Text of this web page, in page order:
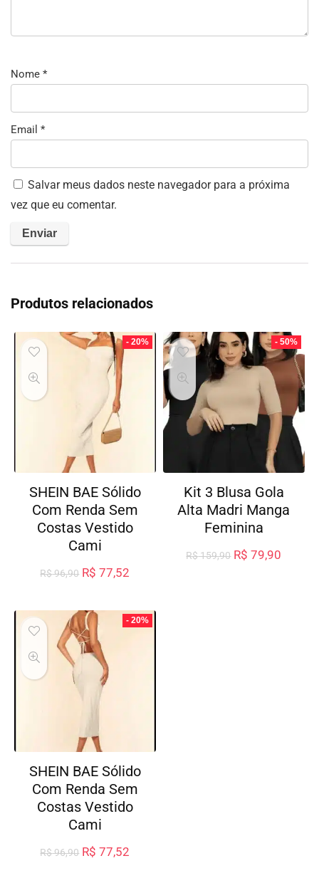
Nome *
Email *
Salvar meus dados neste navegador para a próxima
vez que eu comentar.
Produtos relacionados
- 20%
SHEIN BAE Sólido
Com Renda Sem
Costas Vestido
Cami
R$96,90 R$ 77,52
- 50%
Kit 3 Blusa Gola
Alta Madri Manga
Feminina
R$159,90 R$ 79,90
- 20%
SHEIN BAE Sólido
Com Renda Sem
Costas Vestido
Cami
R$96,90 R$ 77,52